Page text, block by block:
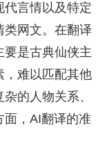
言情以及特定
类网文。在翻译
要是古典仙侠主
，难以匹配其他
的人物关系、
面，AI翻译的准